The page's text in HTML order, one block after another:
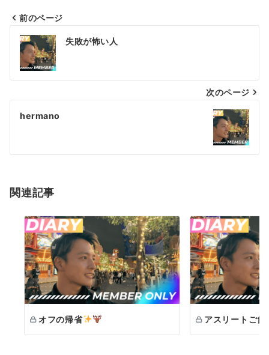
投
稿
ナ
ビ
ゲ
シ
ン
前のページ
失敗が怖い人
次のページ
hermano
関連記事
オフの帰省 アスリートご飯